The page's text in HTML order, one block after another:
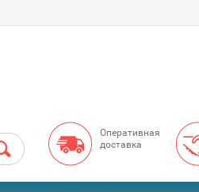
Оперативная
доставка